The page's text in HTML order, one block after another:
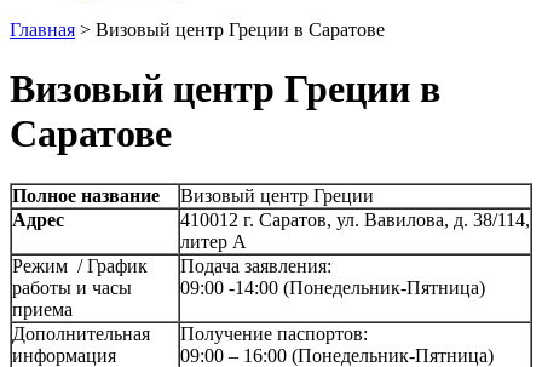
Главная > Визовый центр Греции в Саратове
Визовый центр Греции в
Саратове
Полное название
Визовый центр Греции
Адрес
410012 г. Саратов, ул. Вавилова, д. 38/114,
литер А
Режим / График
работы и часы
приема
Подача заявления:
09:00 -14:00 (Понедельник-Пятница)
Дополнительная
информация
Получение паспортов:
09:00 – 16:00 (Понедельник-Пятница)